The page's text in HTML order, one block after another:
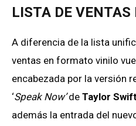
LISTA DE VENTAS
A diferencia de la lista
ventas en formato vinilo
encabezada por la versión
‘Speak Now’de Taylor
además la entrada del